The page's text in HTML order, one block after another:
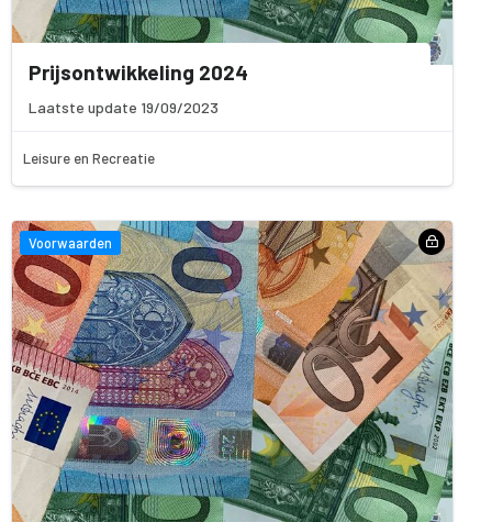
Prijsontwikkeling 2024
Laatste update 19/09/2023
Leisure en Recreatie
Voorwaarden